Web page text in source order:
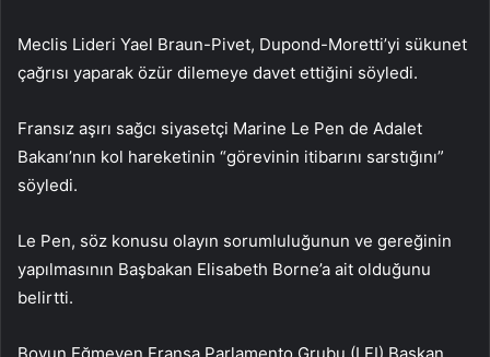
Meclis Lideri Yael Braun-Pivet, Dupond-Moretti’yi sükunet
çağrısı yaparak özür dilemeye davet ettiğini söyledi.
Fransız aşırı sağcı siyasetçi Marine Le Pen de Adalet
Bakanı’nın kol hareketinin “görevinin itibarını sarstığını”
söyledi.
Le Pen, söz konusu olayın sorumluluğunun ve gereğinin
yapılmasının Başbakan Elisabeth Borne’a ait olduğunu
belirtti.
Boyun Eğmeyen Fransa Parlamento Grubu (LFI) Başkan